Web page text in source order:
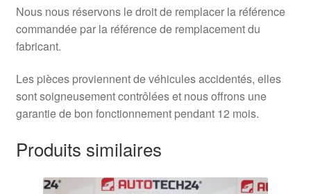
Nous nous réservons le droit de remplacer la référence
commandée par la référence de remplacement du
fabricant.
Les pièces proviennent de véhicules accidentés, elles
sont soigneusement contrôlées et nous offrons une
garantie de bon fonctionnement pendant 12 mois.
Produits similaires